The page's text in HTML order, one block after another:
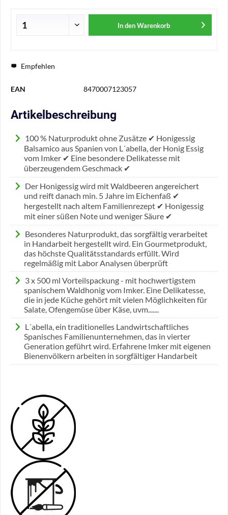
In den Warenkorb
Empfehlen
EAN 8470007123057
Artikelbeschreibung
100 % Naturprodukt ohne Zusätze ✔ Honigessig
Balsamico aus Spanien von L´abella, der Honig Essig
vom Imker ✔ Eine besondere Delikatesse mit
überzeugendem Geschmack ✔
Der Honigessig wird mit Waldbeeren angereichert
und reift danach min. 5 Jahre im Eichenfaß ✔
hergestellt nach altem Familienrezept ✔ Honigessig
mit einer süßen Note und weniger Säure ✔
Besonderes Naturprodukt, das sorgfältig verarbeitet
in Handarbeit hergestellt wird. Ein Gourmetprodukt,
das höchste Qualitätsstandards erfüllt. Wird
regelmäßig mit Labor Analysen überprüft
3 x 500 ml Vorteilspackung - mit hochwertigstem
spanischem Waldhonig vom Imker. Eine Delikatesse,
die in jede Küche gehört mit vielen Möglichkeiten für
Salate, Ofengemüse über Käse, uvm.......
L´abella, ein traditionelles Landwirtschaftliches
Spanisches Familienunternehmen, das in vierter
Generation geführt wird. Erfahrene Imker mit eigenen
Bienenvölkern arbeiten in sorgfältiger Handarbeit